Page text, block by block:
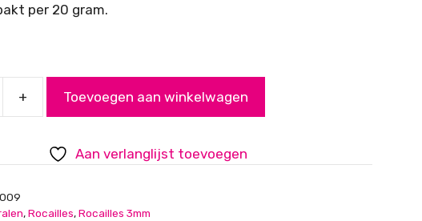
per 20 gram.
+ Toevoegen aan winkelwagen
Aan verlanglijst toevoegen
,Rocailles,Rocailles 3mm